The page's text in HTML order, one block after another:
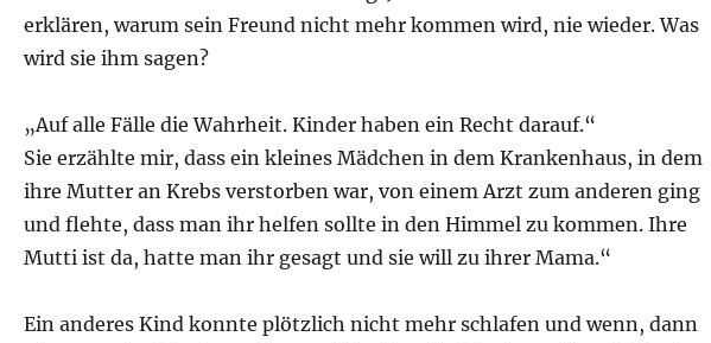
erklären, warum sein Freund nicht mehr kommen wird, nie wieder. Was
wird sie ihm sagen?
„Auf alle Fälle die Wahrheit. Kinder haben ein Recht darauf.“
Sie erzählte mir, dass ein kleines Mädchen in dem Krankenhaus, in dem
ihre Mutter an Krebs verstorben war, von einem Arzt zum anderen ging
und flehte, dass man ihr helfen sollte in den Himmel zu kommen. Ihre
Mutti ist da, hatte man ihr gesagt und sie will zu ihrer Mama.“
Ein anderes Kind konnte plötzlich nicht mehr schlafen und wenn, dann